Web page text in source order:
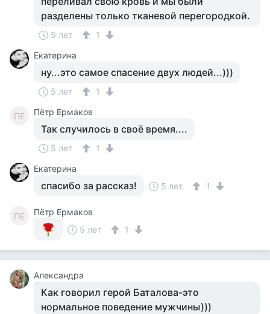
разделены только тканевой перегородкой.
5 лет
1
Екатерина
ну...это самое спасение двух людей...)))
5 лет 1
ПЕ Пётр Ермаков
Так случилось в своё время....
5 лет
1
Екатерина
спасибо за рассказ! 5 лет 1
ПЕ
Пётр Ермаков
5 лет
1
Александра
Как говорил герой Баталова-это
нормальное поведение мужчины)))